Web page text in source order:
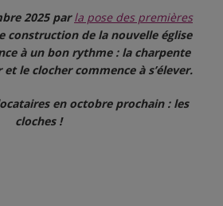
2025 parla pose des premières
construction de la nouvelle église
à un bon rythme : la charpente
le clocher commence à s’élever.
en octobre prochain : les
cloches !